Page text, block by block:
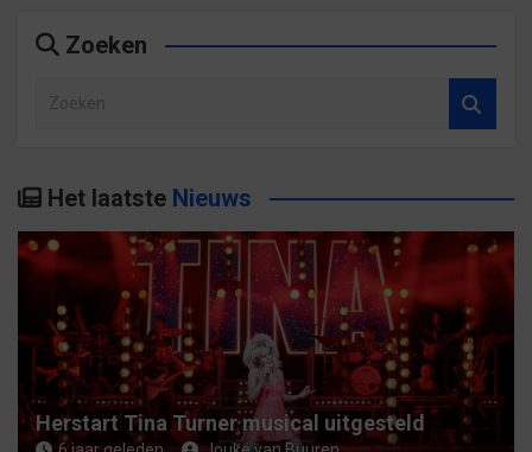
Zoeken
e
n
Het laatste Nieuws
Herstart Tina Turner musical uitgesteld